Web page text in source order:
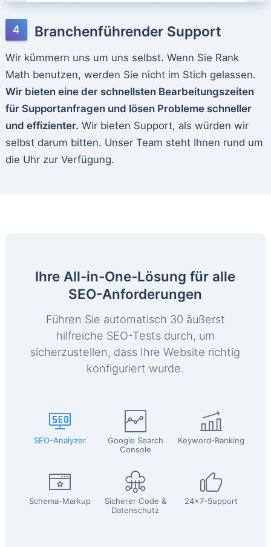
Branchenführender Support
Wir kümmern uns um uns selbst. Wenn Sie Rank
Math benutzen, werden Sie nicht im Stich gelassen.
Wir bieten eine der schnellsten Bearbeitungszeiten
für Supportanfragen und lösen Probleme schneller
und effizienter. Wir bieten Support, als würden wir
selbst darum bitten. Unser Team steht Ihnen rund um
die Uhr zur Verfügung.
Ihre All-in-One-Lösung für alle
SEO-Anforderungen
Führen Sie automatisch 30 äußerst
hilfreiche SEO-Tests durch, um
sicherzustellen, dass Ihre Website richtig
konfiguriert wurde.
SEO-Analyzer
Google Search
Console
Keyword-Ranking
Schema-Markup
Sicherer Code &
Datenschutz
24x7-Support